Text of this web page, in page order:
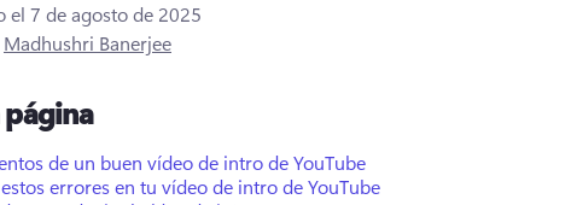
el 7 de agosto de 2025
Madhushri Banerjee
página
de un buen vídeo de intro de YouTube
errores en tu vídeo de intro de YouTube